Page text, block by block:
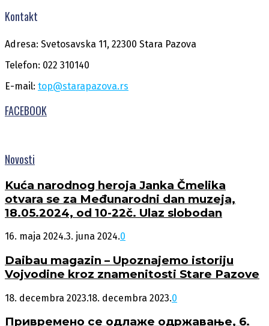
Kontakt
Adresa: Svetosavska 11, 22300 Stara Pazova
Telefon: 022 310140
E-mail: top@starapazova.rs
FACEBOOK
Novosti
Kuća narodnog heroja Janka Čmelika
otvara se za Međunarodni dan muzeja,
18.05.2024, od 10-22č. Ulaz slobodan
16. maja 2024.3. juna 2024.0
Daibau magazin – Upoznajemo istoriju
Vojvodine kroz znamenitosti Stare Pazove
18. decembra 2023.18. decembra 2023.0
Привремено се одлаже одржавање, 6.